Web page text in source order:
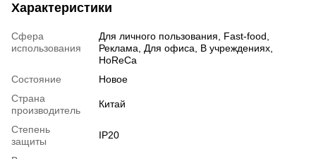
Характеристики
Сфера
использования
Для личного пользования, Fast-food,
Реклама, Для офиса, В учреждениях,
HoReCa
Состояние
Новое
Страна
производитель
Китай
Степень
защиты
IP20